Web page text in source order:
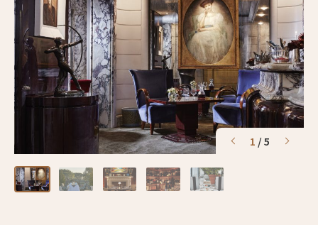
8人
9人
10人
12人
13人
7人
8人
9人
10人
11人
12人
1 /5